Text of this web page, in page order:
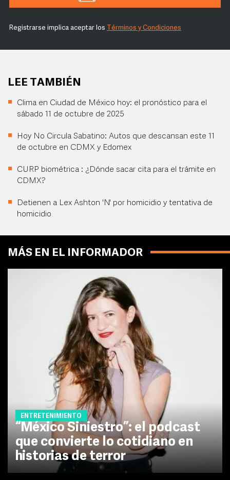
Registrarse implica aceptar los Términos y Condiciones
LEE TAMBIÉN
Clima en Ciudad de México hoy: el pronóstico para el
sábado 11 de octubre de 2025
Hoy No Circula Sabatino: Autos que descansan este 11
de octubre en CDMX y Edomex
CURP biométrica : ¿Dónde sacar cita para el trámite en
CDMX?
Detienen a Lex Ashton 'N' por homicidio y tentativa de
homicidio
MÁS EN EL INFORMADOR
ENTRETENIMIENTO
“México Siniestro”: el podcast
que convierte lo cotidiano en
historias de terror